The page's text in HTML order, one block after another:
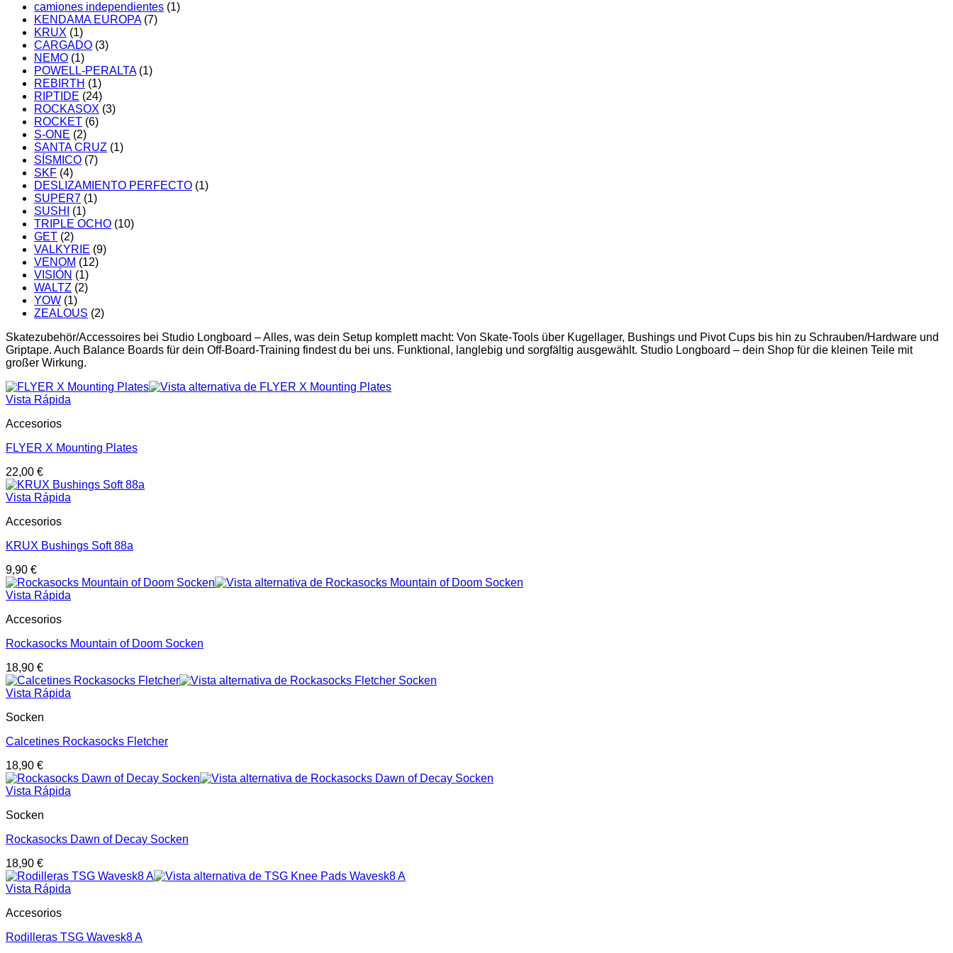
camiones independientes (1)
KENDAMA EUROPA (7)
KRUX (1)
CARGADO (3)
NEMO (1)
POWELL-PERALTA (1)
REBIRTH (1)
RIPTIDE (24)
ROCKASOX (3)
ROCKET (6)
S-ONE (2)
SANTA CRUZ (1)
SÍSMICO (7)
SKF (4)
DESLIZAMIENTO PERFECTO (1)
SUPER7 (1)
SUSHI
(1)
TRIPLE OCHO (10)
GET (2)
VALKYRIE (9)
VENOM (12)
VISIÓN (1)
WALTZ (2)
YOW (1)
ZEALOUS (2)
Skatezubehör/Accessoires bei Studio Longboard – Alles, was dein Setup komplett macht: Von Skate-Tools über Kugellager, Bushings und Pivot Cups bis hin zu Schrauben/Hardware und
Griptape. Auch Balance Boards für dein Off-Board-Training findest du bei uns. Funktional, langlebig und sorgfältig ausgewählt. Studio Longboard – dein Shop für die kleinen Teile mit
großer Wirkung.
Vista Rápida
Accesorios
FLYER X Mounting Plates
22,00 €
Vista Rápida
Accesorios
KRUX Bushings Soft 88a
9,90 €
Vista Rápida
Accesorios
Rockasocks Mountain of Doom Socken
18,90 €
Vista Rápida
Socken
Calcetines Rockasocks Fletcher
18,90 €
Vista Rápida
Socken
Rockasocks Dawn of Decay Socken
18,90 €
Vista Rápida
Accesorios
Rodilleras TSG Wavesk8 A